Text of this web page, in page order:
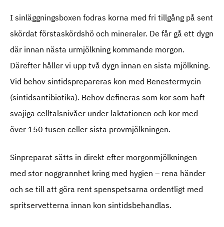
I sinläggningsboxen fodras korna med fri tillgång på sent
skördat förstaskördshö och mineraler. De får gå ett dygn
där innan nästa urmjölkning kommande morgon.
Därefter håller vi upp två dygn innan en sista mjölkning.
Vid behov sintidsprepareras kon med Benestermycin
(sintidsantibiotika). Behov defineras som kor som haft
svajiga celltalsnivåer under laktationen och kor med
över 150 tusen celler sista provmjölkningen.
Sinpreparat sätts in direkt efter morgonmjölkningen
med stor noggrannhet kring med hygien – rena händer
och se till att göra rent spenspetsarna ordentligt med
spritservetterna innan kon sintidsbehandlas.